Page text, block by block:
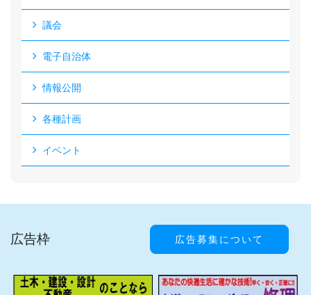
議会
電子自治体
情報公開
各種計画
イベント
広告枠 広告募集について